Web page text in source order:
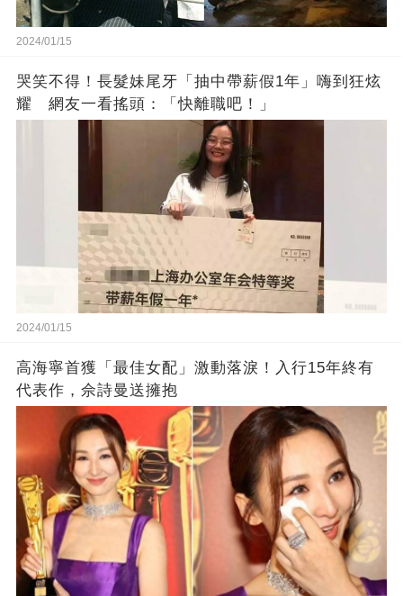
2024/01/15
哭笑不得！長髮妹尾牙「抽中帶薪假1年」嗨到狂炫
耀 網友一看搖頭：「快離職吧！」
2024/01/15
高海寧首獲「最佳女配」激動落淚！入行15年終有
代表作，佘詩曼送擁抱